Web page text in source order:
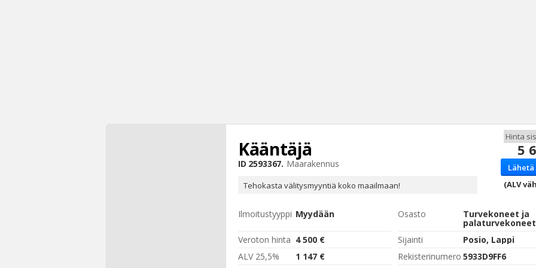
5
(ALV
Kääntäjä
ID 2593367. Maarakennus
Tehokasta välitysmyyntiä koko maailmaan!
Ilmoitustyyppi Myydään Osasto Turvekoneet ja
palaturvekoneet
Veroton hinta 4 500 € Sijainti
Posio, Lappi
ALV 25,5%
1 147 € Rekisterinumero 5933D9FF6